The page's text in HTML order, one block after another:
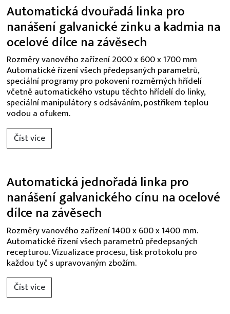
Automatická dvouřadá linka pro
nanášení galvanické zinku a kadmia na
ocelové dílce na závěsech
Rozměry vanového zařízení 2000 x 600 x 1700 mm
Automatické řízení všech předepsaných parametrů,
speciální programy pro pokovení rozměrných hřídelí
včetně automatického vstupu těchto hřídelí do linky,
speciální manipulátory s odsáváním, postřikem teplou
vodou a ofukem.
Číst více
Automatická jednořadá linka pro
nanášení galvanického cínu na ocelové
dílce na závěsech
Rozměry vanového zařízení 1400 x 600 x 1400 mm.
Automatické řízení všech parametrů předepsaných
recepturou. Vizualizace procesu, tisk protokolu pro
každou tyč s upravovaným zbožím.
Číst více